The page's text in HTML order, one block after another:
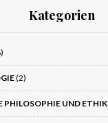
Kategorien
(2)
PHILOSOPHIE UND ETHIK